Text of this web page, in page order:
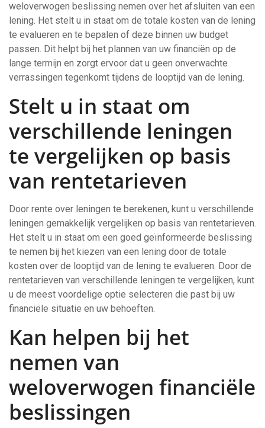
weloverwogen beslissing nemen over het afsluiten van een
lening. Het stelt u in staat om de totale kosten van de lening
te evalueren en te bepalen of deze binnen uw budget
passen. Dit helpt bij het plannen van uw financiën op de
lange termijn en zorgt ervoor dat u geen onverwachte
verrassingen tegenkomt tijdens de looptijd van de lening.
Stelt u in staat om
verschillende leningen
te vergelijken op basis
van rentetarieven
Door rente over leningen te berekenen, kunt u verschillende
leningen gemakkelijk vergelijken op basis van rentetarieven.
Het stelt u in staat om een goed geïnformeerde beslissing
te nemen bij het kiezen van een lening door de totale
kosten over de looptijd van de lening te evalueren. Door de
rentetarieven van verschillende leningen te vergelijken, kunt
u de meest voordelige optie selecteren die past bij uw
financiële situatie en uw behoeften.
Kan helpen bij het
nemen van
weloverwogen financiële
beslissingen